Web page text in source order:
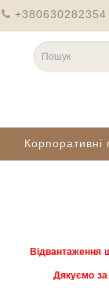
+380630282354
Корпоративні
Відвантаження
Дякуємо за